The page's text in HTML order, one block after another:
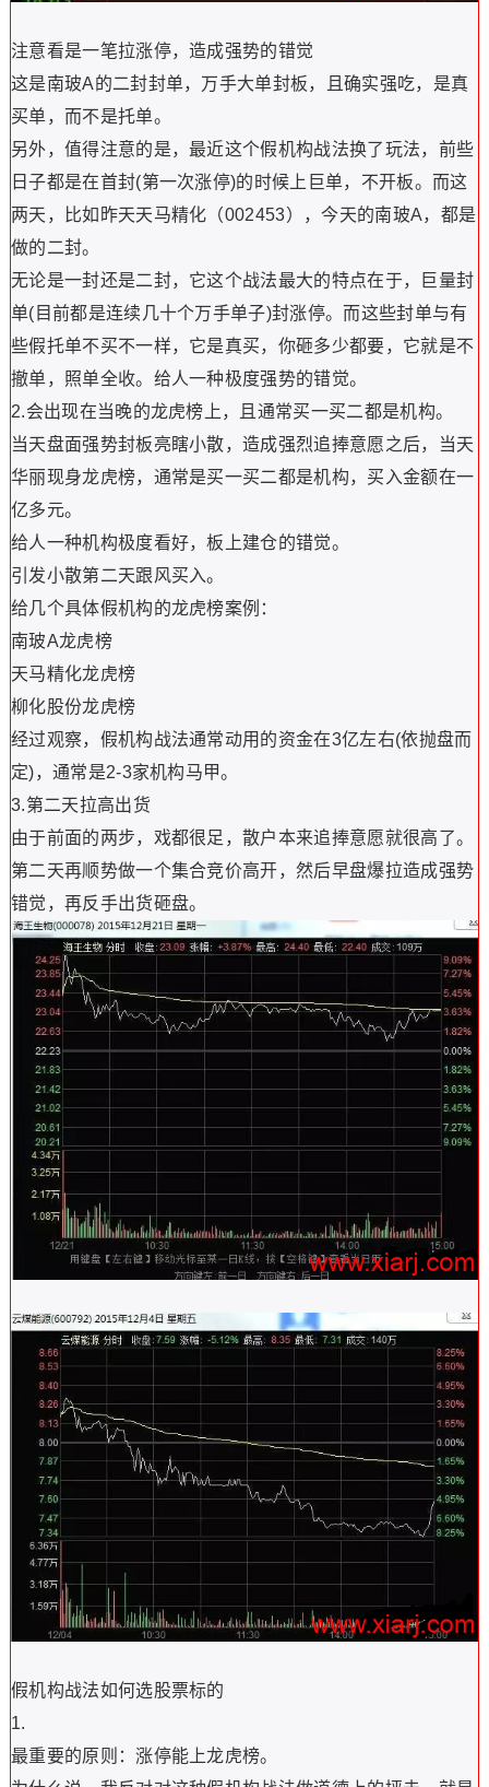
注意看是一笔拉涨停，造成强势的错觉
这是南玻A的二封封单，万手大单封板，且确实强吃，是真
买单，而不是托单。
另外，值得注意的是，最近这个假机构战法换了玩法，前些
日子都是在首封(第一次涨停)的时候上巨单，不开板。而这
两天，比如昨天天马精化（002453），今天的南玻A，都是
做的二封。
无论是一封还是二封，它这个战法最大的特点在于，巨量封
单(目前都是连续几十个万手单子)封涨停。而这些封单与有
些假托单不买不一样，它是真买，你砸多少都要，它就是不
撤单，照单全收。给人一种极度强势的错觉。
2.会出现在当晚的龙虎榜上，且通常买一买二都是机构。
当天盘面强势封板亮瞎小散，造成强烈追捧意愿之后，当天
华丽现身龙虎榜，通常是买一买二都是机构，买入金额在一
亿多元。
给人一种机构极度看好，板上建仓的错觉。
引发小散第二天跟风买入。
给几个具体假机构的龙虎榜案例：
南玻A龙虎榜
天马精化龙虎榜
柳化股份龙虎榜
经过观察，假机构战法通常动用的资金在3亿左右(依抛盘而
定)，通常是2-3家机构马甲。
3.第二天拉高出货
由于前面的两步，戏都很足，散户本来追捧意愿就很高了。
第二天再顺势做一个集合竞价高开，然后早盘爆拉造成强势
错觉，再反手出货砸盘。
假机构战法如何选股票标的
1.
最重要的原则：涨停能上龙虎榜。